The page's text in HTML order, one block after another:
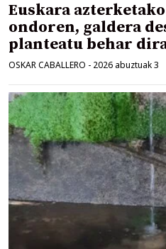
Euskara
ondoren, galdera
planteatu behar
OSKAR CABALLERO - 2026 abuztuak 3